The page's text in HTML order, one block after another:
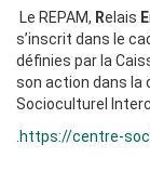
Le REPAM, Relais E
s’inscrit dans le
définies par la
son action dans la
Socioculturel
https://centre-